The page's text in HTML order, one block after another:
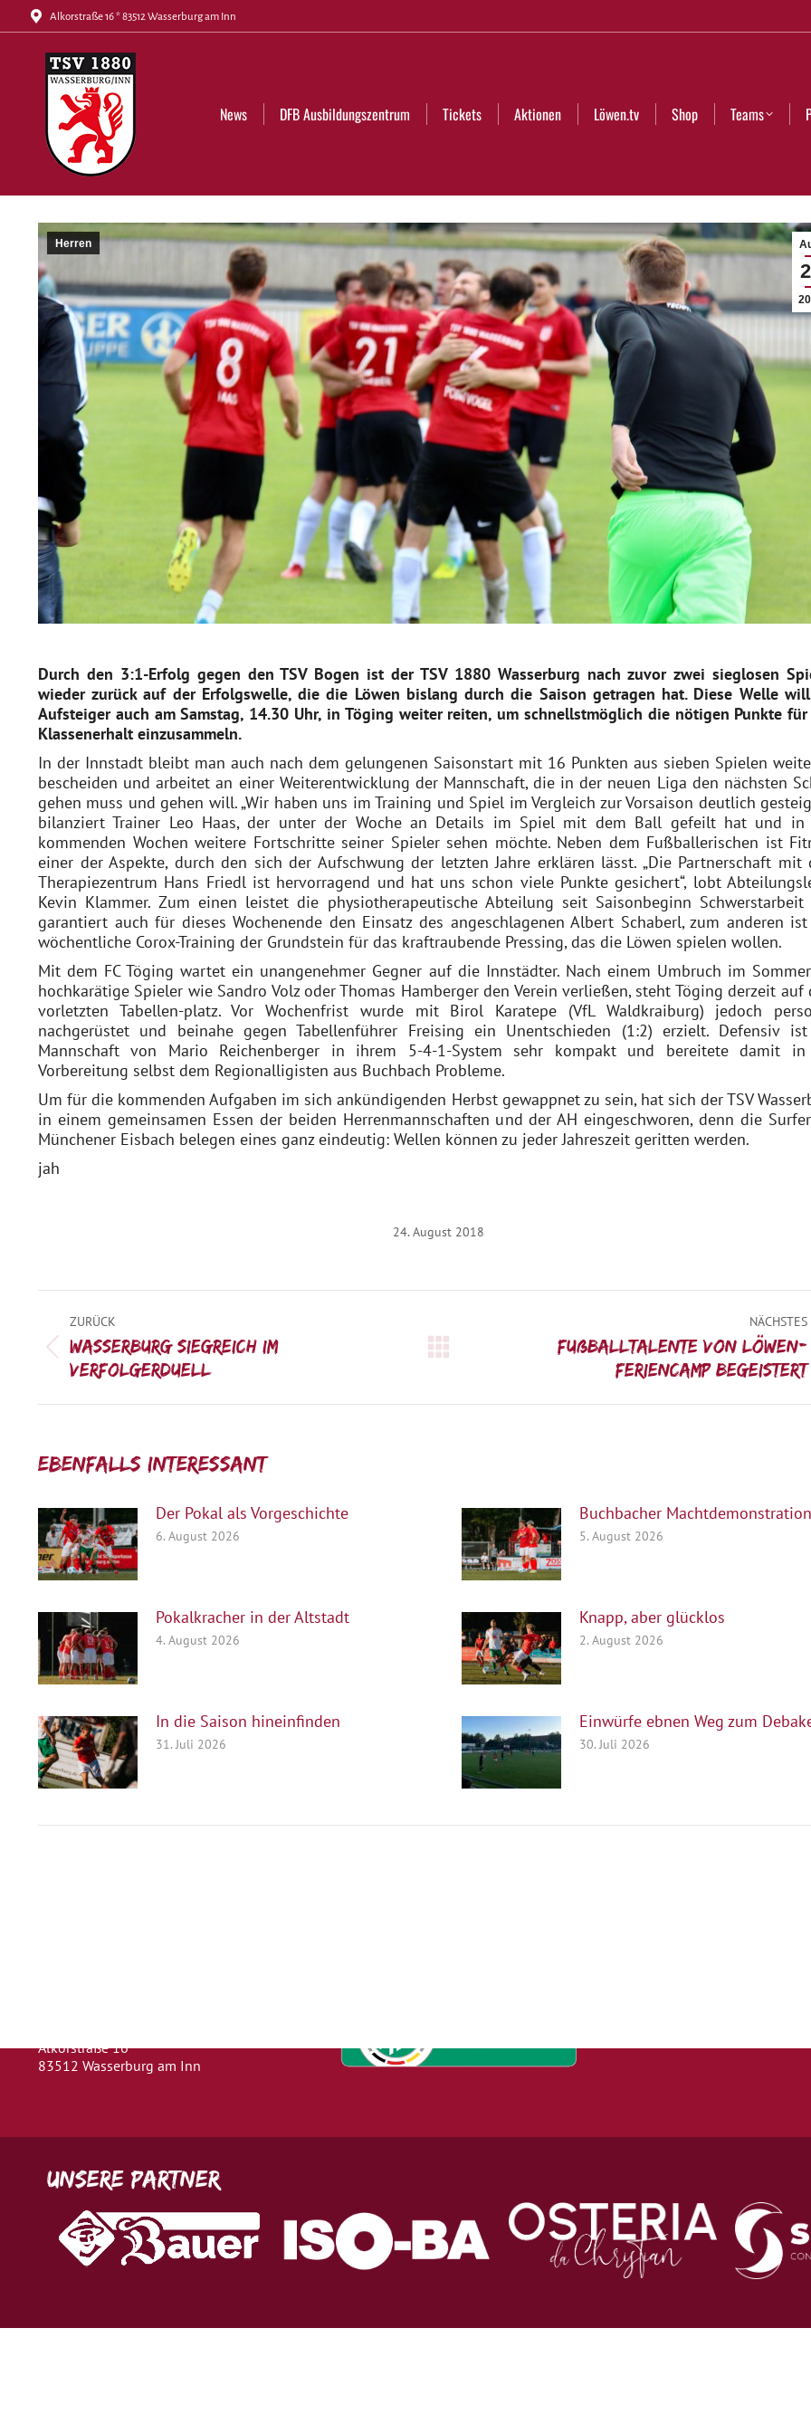
Alkorstraße 16 * 83512 Wasserburg am Inn
News DFB Ausbildungszentrum Tickets Aktionen Löwen.tv Shop Teams
Herren
Durch den 3:1-Erfolg gegen den TSV Bogen ist der TSV 1880 Wasserburg nach zuvor zwei sieglosen
wieder zurück auf der Erfolgswelle, die die Löwen bislang durch die Saison getragen hat. Diese Welle
Aufsteiger auch am Samstag, 14.30 Uhr, in Töging weiter reiten, um schnellstmöglich die nötigen Punkte
Klassenerhalt einzusammeln.
In der Innstadt bleibt man auch nach dem gelungenen Saisonstart mit 16 Punkten aus sieben Spielen
bescheiden und arbeitet an einer Weiterentwicklung der Mannschaft, die in der neuen Liga den nächsten
gehen muss und gehen will. „Wir haben uns im Training und Spiel im Vergleich zur Vorsaison deutlich
bilanziert Trainer Leo Haas, der unter der Woche an Details im Spiel mit dem Ball gefeilt hat und in
kommenden Wochen weitere Fortschritte seiner Spieler sehen möchte. Neben dem Fußballerischen ist
einer der Aspekte, durch den sich der Aufschwung der letzten Jahre erklären lässt. „Die Partnerschaft mit
Therapiezentrum Hans Friedl ist hervorragend und hat uns schon viele Punkte gesichert“, lobt
Kevin Klammer. Zum einen leistet die physiotherapeutische Abteilung seit Saisonbeginn Schwerstarbeit
garantiert auch für dieses Wochenende den Einsatz des angeschlagenen Albert Schaberl, zum anderen
wöchentliche Corox-Training der Grundstein für das kraftraubende Pressing, das die Löwen spielen wollen.
Mit dem FC Töging wartet ein unangenehmer Gegner auf die Innstädter. Nach einem Umbruch im
hochkarätige Spieler wie Sandro Volz oder Thomas Hamberger den Verein verließen, steht Töging derzeit auf
vorletzten Tabellen-platz. Vor Wochenfrist wurde mit Birol Karatepe (VfL Waldkraiburg) jedoch
nachgerüstet und beinahe gegen Tabellenführer Freising ein Unentschieden (1:2) erzielt. Defensiv
Mannschaft von Mario Reichenberger in ihrem 5-4-1-System sehr kompakt und bereitete damit
Vorbereitung selbst dem Regionalligisten aus Buchbach Probleme.
Um für die kommenden Aufgaben im sich ankündigenden Herbst gewappnet zu sein, hat sich der TSV
in einem gemeinsamen Essen der beiden Herrenmannschaften und der AH eingeschworen, denn die
Münchener Eisbach belegen eines ganz eindeutig: Wellen können zu jeder Jahreszeit geritten werden.
jah
24. August 2018
ZURÜCK
Vorheriger
Beitrag:
Wasserburg siegreich im
Verfolgerduell
NÄCHSTES
Fußballtalente von Löwen-
Feriencamp begeistert
Ebenfalls interessant:
Der Pokal als Vorgeschichte
6. August 2026
Buchbacher Machtdemonstration
5. August 2026
Pokalkracher in der Altstadt
4. August 2026
Knapp, aber glücklos
2. August 2026
In die Saison hineinfinden
31. Juli 2026
Einwürfe ebnen Weg zum
30. Juli 2026
Alkorstraße 16
83512 Wasserburg am Inn
Unsere Partner
News DFB Ausbildungszentrum Tickets Aktionen Löwen.tv Shop Teams Partner Club